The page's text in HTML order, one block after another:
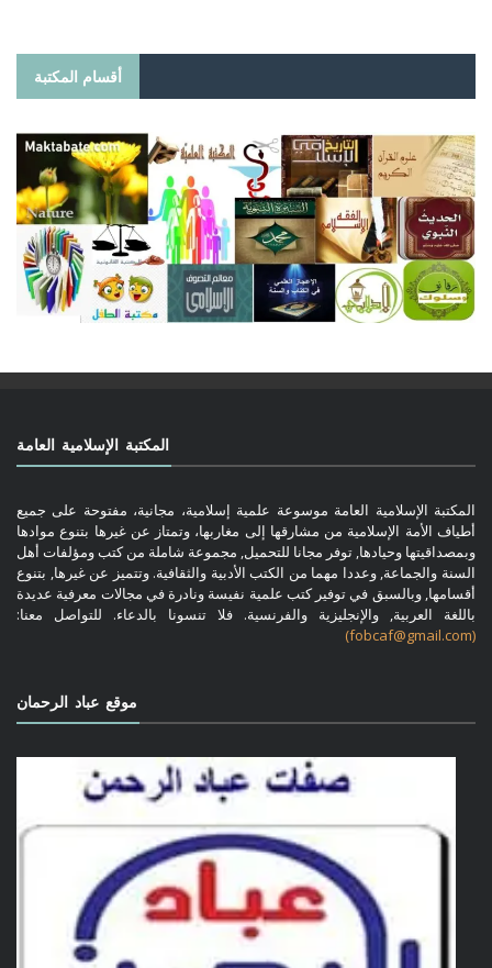
أقسام المكتبة
المكتبة الإسلامية العامة
المكتبة الإسلامية العامة موسوعة علمية إسلامية، مجانية، مفتوحة على جميع
أطياف الأمة الإسلامية من مشارقها إلى مغاربها، وتمتاز عن غيرها بتنوع موادها
وبمصداقيتها وحيادها, توفر مجانا للتحميل, مجموعة شاملة من كتب ومؤلفات أهل
السنة والجماعة, وعددا مهما من الكتب الأدبية والثقافية. وتتميز عن غيرها, بتنوع
أقسامها, وبالسبق في توفير كتب علمية نفيسة ونادرة في مجالات معرفية عديدة
باللغة العربية, والإنجليزية والفرنسية. فلا تنسونا بالدعاء. للتواصل معنا:
(fobcaf@gmail.com)
موقع عباد الرحمان